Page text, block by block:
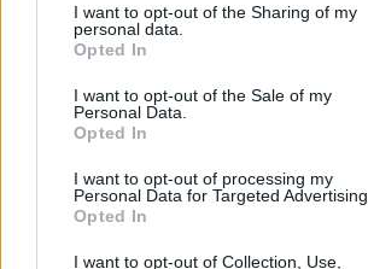
I want to opt-out of the Sharing of my
personal data.
Opted In
I want to opt-out of the Sale of my
Personal Data.
Opted In
I want to opt-out of processing my
Personal Data for Targeted Advertising.
Opted In
I want to opt-out of Collection, Use,
JOGOS DE ESPORTES